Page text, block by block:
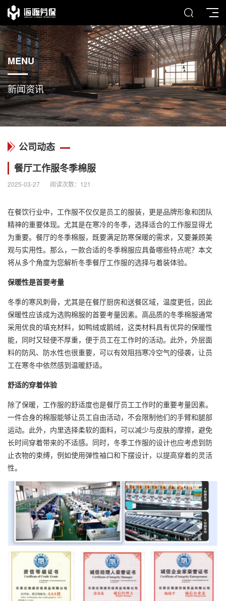
MENU
新闻资讯
公司动态
餐厅工作服冬季棉服
2025-03-27 阅读次数： 121
在餐饮行业中， 工作服不仅仅是员工的服装，更是品牌形象和团队
精神的重要体现。尤其是在寒冷的冬季，选择适合的工作服显得尤
为重要。餐厅的冬季棉服，既要满足防寒保暖的需求，又要兼顾美
观与实用性。那么，一款合适的冬季棉服应具备哪些特点呢？本文
将从多个角度为您解析冬季餐厅工作服的选择与着装体验。
保暖性是首要考量
冬季的寒风刺骨，尤其是在餐厅厨房和送餐区域，温度更低，因此
保暖性应该成为选购棉服的首要考量因素。高品质的冬季棉服通常
采用优良的填充材料，如鸭绒或鹅绒，这类材料具有优异的保暖性
能，同时又轻便不厚重，便于员工在工作时的活动。此外，外层面
料的防风、防水性也很重要，可以有效阻挡寒冷空气的侵袭，让员
工在寒冬中依然感到温暖舒适。
舒适的穿着体验
除了保暖，工作服的舒适度也是餐厅员工工作时的重要考量因素。
一件合身的棉服能够让员工自由活动，不会限制他们的手臂和腿部
运动。此外，内里选择柔软的面料，可以减少与皮肤的摩擦，避免
长时间穿着带来的不适感。同时，冬季工作服的设计也应考虑到防
止衣物的束缚，例如使用弹性袖口和下摆设计，以提高穿着的灵活
性。